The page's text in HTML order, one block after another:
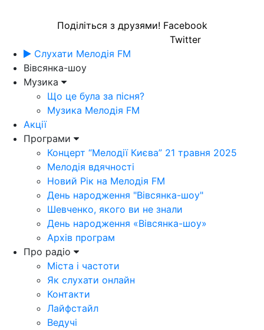
Поділіться з друзями! Facebook
Twitter
Слухати Мелодія FM
Вівсянка-шоу
Музика
Що це була за пісня?
Музика Мелодія FM
Акції
Програми
Концерт “Мелодії Києва” 21 травня 2025
Мелодія вдячності
Новий Рік на Мелодія FM
День народження "Вівсянка-шоу"
Шевченко, якого ви не знали
День народження «Вівсянка-шоу»
Архів програм
Про радіо
Міста і частоти
Як слухати онлайн
Контакти
Лайфстайл
Ведучі